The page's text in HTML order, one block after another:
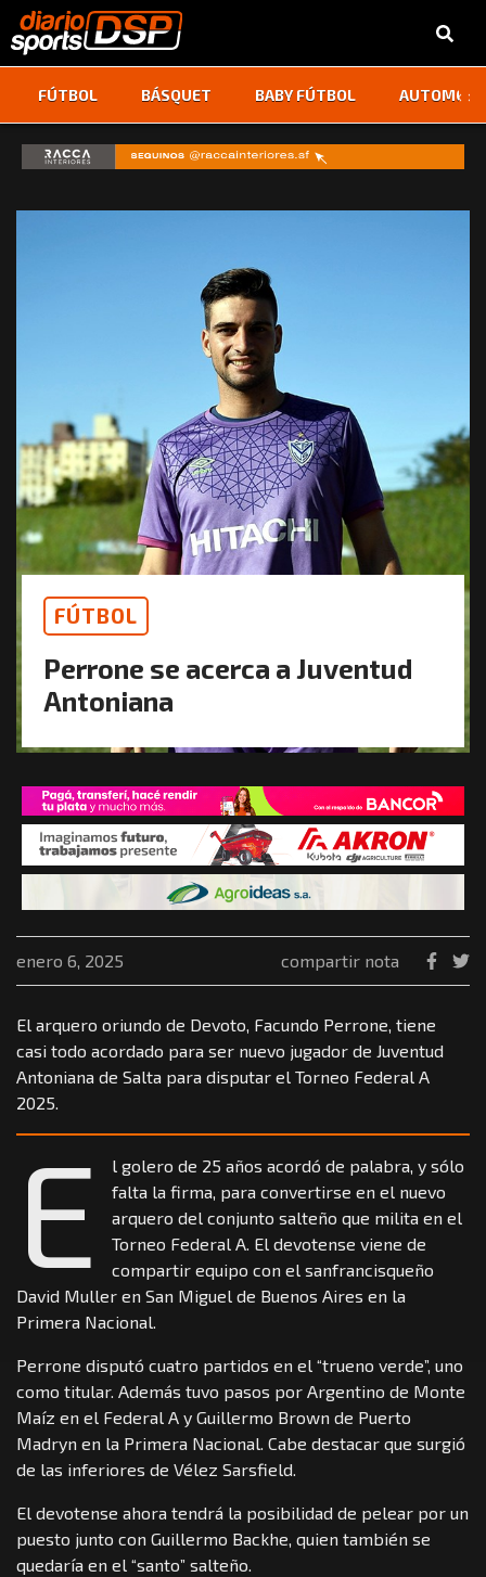
FÚTBOL BÁSQUET BABY FÚTBOL ‹ ›
FÚTBOL
Perrone se acerca a Juventud
Antoniana
enero 6, 2025 compartir nota
El arquero oriundo de Devoto, Facundo Perrone, tiene
casi todo acordado para ser nuevo jugador de Juventud
Antoniana de Salta para disputar el Torneo Federal A
2025.
E
l golero de 25 años acordó de palabra, y sólo
falta la firma, para convertirse en el nuevo
arquero del conjunto salteño que milita en el
Torneo Federal A. El devotense viene de
compartir equipo con el sanfrancisqueño
David Muller en San Miguel de Buenos Aires en la
Primera Nacional.
Perrone disputó cuatro partidos en el “trueno verde”, uno
como titular. Además tuvo pasos por Argentino de Monte
Maíz en el Federal A y Guillermo Brown de Puerto
Madryn en la Primera Nacional. Cabe destacar que surgió
de las inferiores de Vélez Sarsfield.
El devotense ahora tendrá la posibilidad de pelear por un
puesto junto con Guillermo Backhe, quien también se
quedaría en el “santo” salteño.